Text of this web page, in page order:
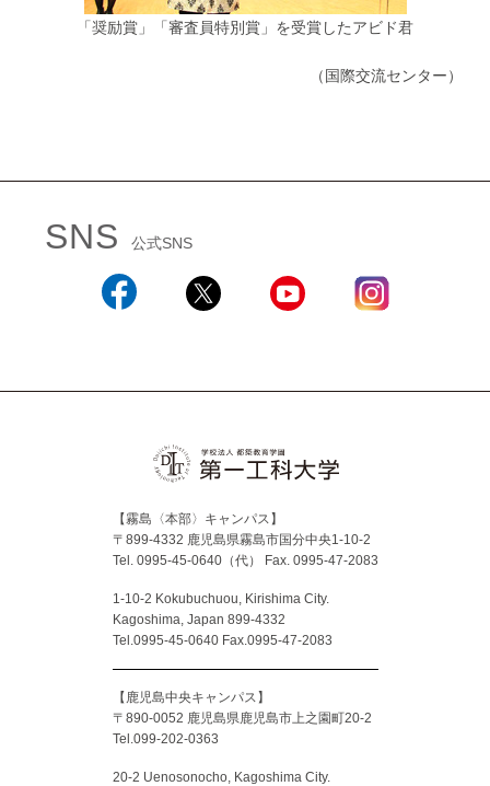
「奨励賞」「審査員特別賞」を受賞したアビド君
（国際交流センター）
SNS 公式SNS
【霧島〈本部〉キャンパス】
〒899-4332 鹿児島県霧島市国分中央1-10-2
Tel. 0995-45-0640（代）
Fax. 0995-47-2083
1-10-2 Kokubuchuou, Kirishima City.
Kagoshima, Japan 899-4332
Tel.0995-45-0640 Fax.0995-47-2083
【鹿児島中央キャンパス】
〒890-0052 鹿児島県鹿児島市上之園町20-2
Tel.099-202-0363
20-2 Uenosonocho, Kagoshima City.